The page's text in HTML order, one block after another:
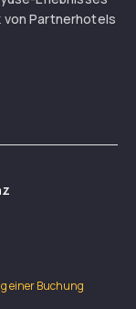
von Partnerhotels
einer Buchung